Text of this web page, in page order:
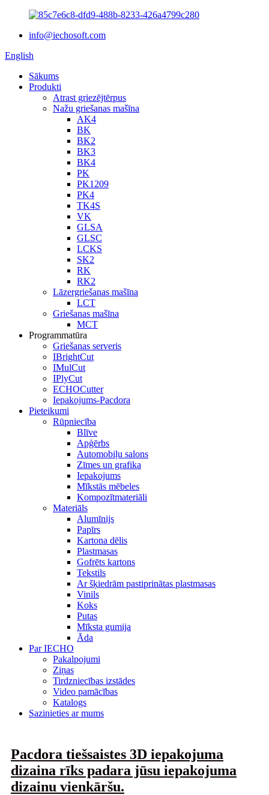
info@iechosoft.com
English
Sākums
Produkti
Atrast griezējtērpus
Nažu griešanas mašīna
AK4
BK
BK2
BK3
BK4
PK
PK1209
PK4
TK4S
VK
GLSA
GLSC
LCKS
SK2
RK
RK2
Lāzergriešanas mašīna
LCT
Griešanas mašīna
MCT
Programmatūra
Griešanas serveris
IBrightCut
IMulCut
IPlyCut
ECHOCutter
Iepakojums-Pacdora
Pieteikumi
Rūpniecība
Blīve
Apģērbs
Automobiļu salons
Zīmes un grafika
Iepakojums
Mīkstās mēbeles
Kompozītmateriāli
Materiāls
Alumīnijs
Papīrs
Kartona dēlis
Plastmasas
Gofrēts kartons
Tekstils
Ar šķiedrām pastiprinātas plastmasas
Vinils
Koks
Putas
Mīksta gumija
Āda
Par IECHO
Pakalpojumi
Ziņas
Tirdzniecības izstādes
Video pamācības
Katalogs
Sazinieties ar mums
Pacdora tiešsaistes 3D iepakojuma
dizaina rīks padara jūsu iepakojuma
dizainu vienkāršu.